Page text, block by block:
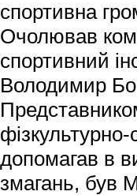
спортивна
Очолював
спортивний
Володимир
допомагав в
змагань, був